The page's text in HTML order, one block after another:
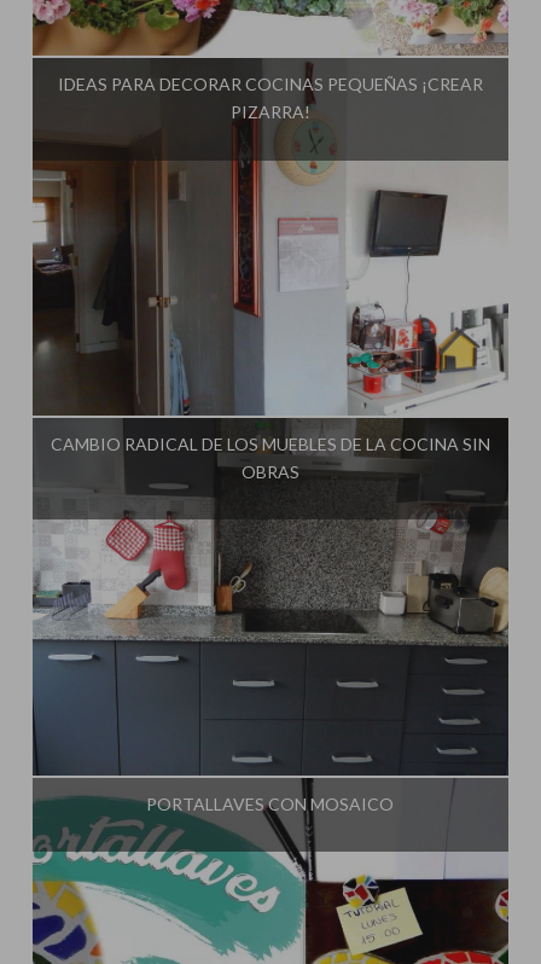
Influencer: El Taller de Ire
IDEAS PARA DECORAR COCINAS PEQUEÑAS ¡CREAR
PIZARRA!
Influencer: El Taller de Ire
CAMBIO RADICAL DE LOS MUEBLES DE LA COCINA SIN
OBRAS
PORTALLAVES CON MOSAICO